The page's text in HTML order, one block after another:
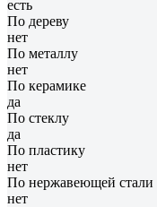
есть
По дереву
нет
По металлу
нет
По керамике
да
По стеклу
да
По пластику
нет
По нержавеющей стали
нет